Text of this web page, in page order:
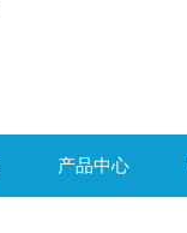
产品中心